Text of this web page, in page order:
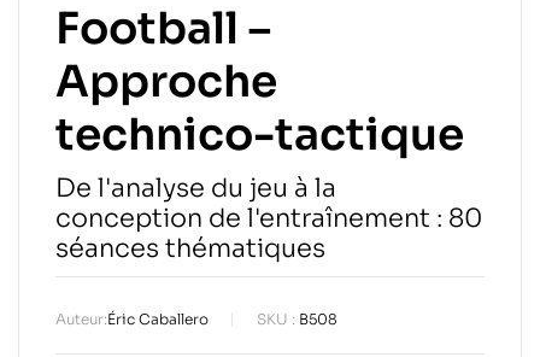
Football –
Approche
technico-tactique
De l'analyse du jeu à la
conception de l'entraînement : 80
séances thématiques
Auteur:Éric Caballero SKU : B508